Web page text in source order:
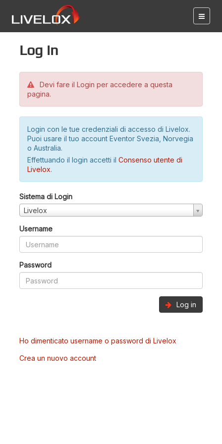
Log in
Devi fare il Login per accedere a questa
pagina.
Login con le tue credenziali di accesso di Livelox.
Puoi usare il tuo account Eventor Svezia, Norvegia
o Australia.
Effettuando il login accetti il Consenso utente di
Livelox.
Sistema di Login
Livelox
Username
Password
Log in
Ho dimenticato username o password di Livelox
Crea un nuovo account